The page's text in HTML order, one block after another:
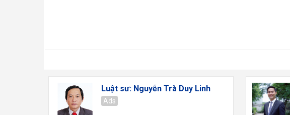
Luật sư: Nguyễn Trà Duy Linh
Ads